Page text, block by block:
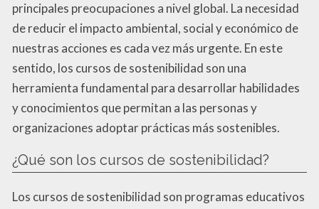
principales preocupaciones a nivel global. La necesidad
de reducir el impacto ambiental, social y económico de
nuestras acciones es cada vez más urgente. En este
sentido, los cursos de sostenibilidad son una
herramienta fundamental para desarrollar habilidades
y conocimientos que permitan a las personas y
organizaciones adoptar prácticas más sostenibles.
¿Qué son los cursos de sostenibilidad?
Los cursos de sostenibilidad son programas educativos